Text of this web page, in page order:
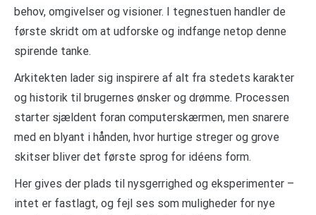
behov, omgivelser og visioner. I tegnestuen handler de
første skridt om at udforske og indfange netop denne
spirende tanke.
Arkitekten lader sig inspirere af alt fra stedets karakter
og historik til brugernes ønsker og drømme. Processen
starter sjældent foran computerskærmen, men snarere
med en blyant i hånden, hvor hurtige streger og grove
skitser bliver det første sprog for idéens form.
Her gives der plads til nysgerrighed og eksperimenter –
intet er fastlagt, og fejl ses som muligheder for nye